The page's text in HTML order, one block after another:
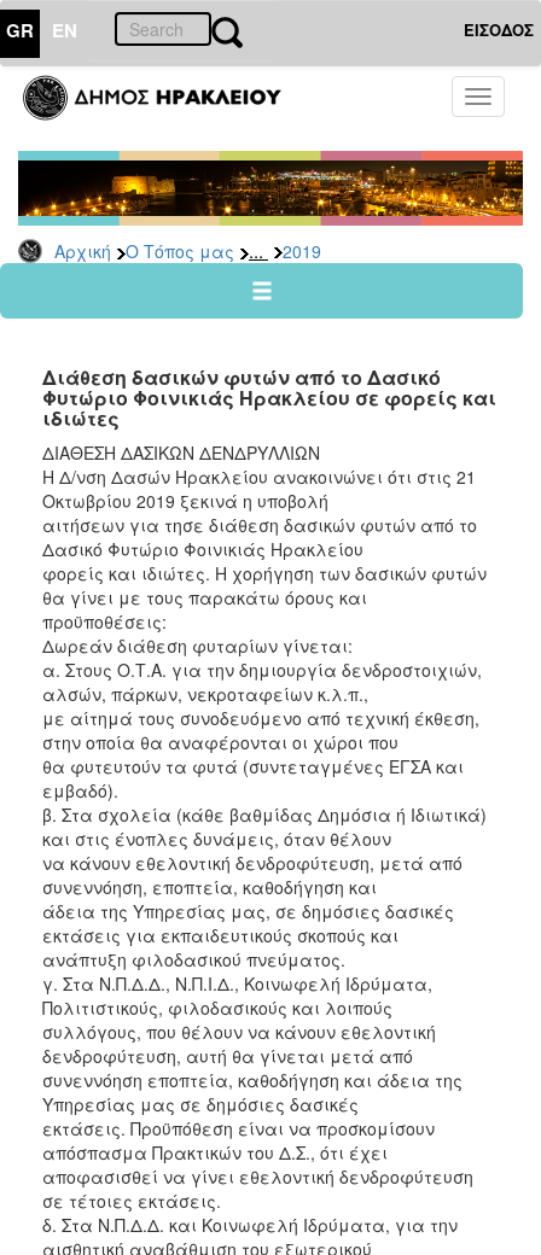
GR EN ΕΙΣΟΔΟΣ
Toggle
Αρχική Ο Τόπος μας ... 2019
ΤΟΠΟΣ
ΜΑΣ
Ανακοινώσεις
Αρχείο
2026
2024
2022
2021
2020
2019
2018
2017
2016
2015
2012
2011
ΔΗΜΟΣ
ΠΟΛΙΤΙΣΜΟΣ
ΑΝΘΕΚΤΙΚΗ
ΠΟΛΗ
Διάθεση δασικών φυτών από το Δασικό
Φυτώριο Φοινικιάς Ηρακλείου σε φορείς και
ιδιώτες
ΔΙΑΘΕΣΗ ΔΑΣΙΚΩΝ ΔΕΝΔΡΥΛΛΙΩΝ
Η Δ/νση Δασών Ηρακλείου ανακοινώνει ότι στις 21
Οκτωβρίου 2019 ξεκινά η υποβολή
αιτήσεων για τησε διάθεση δασικών φυτών από το
Δασικό Φυτώριο Φοινικιάς Ηρακλείου
φορείς και ιδιώτες. Η χορήγηση των δασικών φυτών
θα γίνει με τους παρακάτω όρους και
προϋποθέσεις:
Δωρεάν διάθεση φυταρίων γίνεται:
α. Στους Ο.Τ.Α. για την δημιουργία δενδροστοιχιών,
αλσών, πάρκων, νεκροταφείων κ.λ.π.,
με αίτημά τους συνοδευόμενο από τεχνική έκθεση,
στην οποία θα αναφέρονται οι χώροι που
θα φυτευτούν τα φυτά (συντεταγμένες ΕΓΣΑ και
εμβαδό).
β. Στα σχολεία (κάθε βαθμίδας Δημόσια ή Ιδιωτικά)
και στις ένοπλες δυνάμεις, όταν θέλουν
να κάνουν εθελοντική δενδροφύτευση, μετά από
συνεννόηση, εποπτεία, καθοδήγηση και
άδεια της Υπηρεσίας μας, σε δημόσιες δασικές
εκτάσεις για εκπαιδευτικούς σκοπούς και
ανάπτυξη φιλοδασικού πνεύματος.
γ. Στα Ν.Π.Δ.Δ., Ν.Π.Ι.Δ., Κοινωφελή Ιδρύματα,
Πολιτιστικούς, φιλοδασικούς και λοιπούς
συλλόγους, που θέλουν να κάνουν εθελοντική
δενδροφύτευση, αυτή θα γίνεται μετά από
συνεννόηση εποπτεία, καθοδήγηση και άδεια της
Υπηρεσίας μας σε δημόσιες δασικές
εκτάσεις. Προϋπόθεση είναι να προσκομίσουν
απόσπασμα Πρακτικών του Δ.Σ., ότι έχει
αποφασισθεί να γίνει εθελοντική δενδροφύτευση
σε τέτοιες εκτάσεις.
δ. Στα Ν.Π.Δ.Δ. και Κοινωφελή Ιδρύματα, για την
αισθητική αναβάθμιση του εξωτερικού